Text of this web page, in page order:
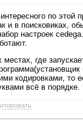
по этой
и в поисковиках,
настроек
местах, где
кодировками, то
всё в порядке.